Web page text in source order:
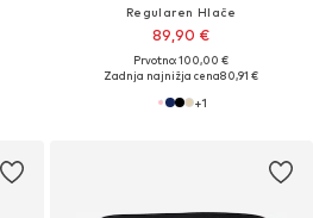
Regularen Hlače
89,90 €
Prvotno: 100,00 €
Zadnja najnižja cena80,91 €
+1